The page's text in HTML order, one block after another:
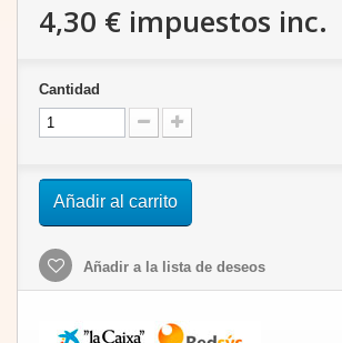
4,30 € impuestos inc.
Cantidad
Añadir al carrito
Añadir a la lista de deseos